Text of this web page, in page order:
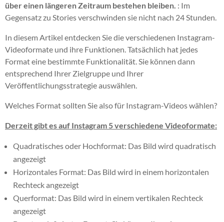
über einen längeren Zeitraum bestehen bleiben. : Im
Gegensatz zu Stories verschwinden sie nicht nach 24 Stunden.
In diesem Artikel entdecken Sie die verschiedenen Instagram-
Videoformate und ihre Funktionen. Tatsächlich hat jedes
Format eine bestimmte Funktionalität. Sie können dann
entsprechend Ihrer Zielgruppe und Ihrer
Veröffentlichungsstrategie auswählen.
Welches Format sollten Sie also für Instagram-Videos wählen?
Derzeit gibt es auf Instagram 5 verschiedene Videoformate:
Quadratisches oder Hochformat: Das Bild wird quadratisch
angezeigt
Horizontales Format: Das Bild wird in einem horizontalen
Rechteck angezeigt
Querformat: Das Bild wird in einem vertikalen Rechteck
angezeigt